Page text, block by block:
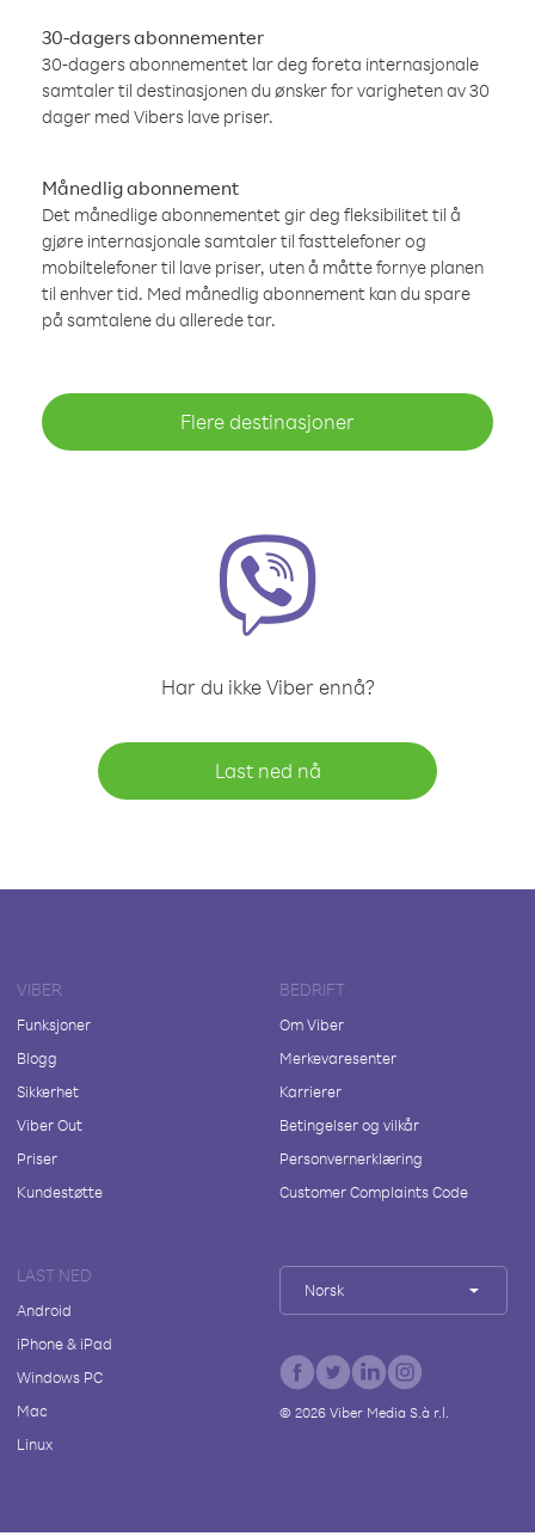
30-dagers abonnementer
30-dagers abonnementet lar deg foreta internasjonale
samtaler til destinasjonen du ønsker for varigheten av 30
dager med Vibers lave priser.
Månedlig abonnement
Det månedlige abonnementet gir deg fleksibilitet til å
gjøre internasjonale samtaler til fasttelefoner og
mobiltelefoner til lave priser, uten å måtte fornye planen
til enhver tid. Med månedlig abonnement kan du spare
på samtalene du allerede tar.
Flere destinasjoner
Har du ikke Viber ennå?
Last ned nå
VIBER
Funksjoner
Blogg
Sikkerhet
Viber Out
Priser
Kundestøtte
BEDRIFT
Om Viber
Merkevaresenter
Karrierer
Betingelser og vilkår
Personvernerklæring
Customer Complaints Code
LAST NED
Android
iPhone & iPad
Windows PC
Mac
Linux
Norsk
© 2026Viber Media S.à r.l.